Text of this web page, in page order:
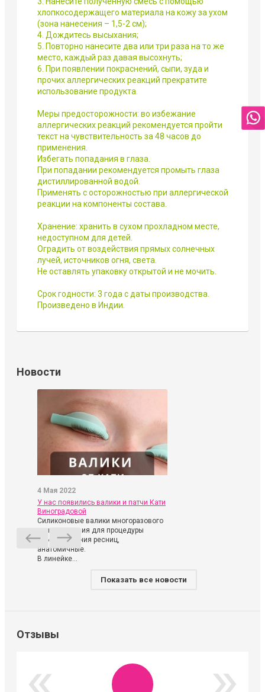
хлопкосодержащего материала на кожу за ухом
(зона нанесения – 1,5-2 см);
4. Дождитесь высыхания;
5. Повторно нанесите два или три раза на то же
место, каждый раз давая высохнуть;
6. При появлении покраснений, сыпи, зуда и
прочих аллергических реакций прекратите
использование продукта.
Меры предосторожности: во избежание
аллергических реакций рекомендуется пройти
текст на чувствительность за 48 часов до
применения.
Избегать попадания в глаза.
При попадании рекомендуется промыть глаза
дистиллированной водой.
Применять с осторожностью при аллергической
реакции на компоненты состава.
Хранение: хранить в сухом прохладном месте,
недоступном для детей.
Оградить от воздействия прямых солнечных
лучей, источников огня, света.
Не оставлять упаковку открытой и не мочить.
Срок годности: 3 года с даты производства.
Произведено в Индии.
Новости
4 Мая 2022
У нас появились валики и патчи Кати
Виноградовой
Силиконовые валики многоразового
использования для процедуры
ламинирования ресниц,
анатомичные.
В линейке...
Показать все новости
Отзывы